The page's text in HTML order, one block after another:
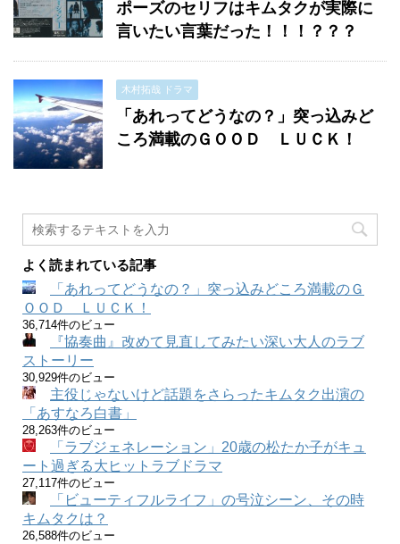
ポーズのセリフはキムタクが実際に
言いたい言葉だった！！！？？？
木村拓哉 ドラマ
「あれってどうなの？」突っ込みど
ころ満載のＧＯＯＤ ＬＵＣＫ！
よく読まれている記事
「あれってどうなの？」突っ込みどころ満載のＧ
ＯＯＤ ＬＵＣＫ！
36,714件のビュー
『協奏曲』改めて見直してみたい深い大人のラブ
ストーリー
30,929件のビュー
主役じゃないけど話題をさらったキムタク出演の
「あすなろ白書」
28,263件のビュー
「ラブジェネレーション」20歳の松たか子がキュ
ート過ぎる大ヒットラブドラマ
27,117件のビュー
「ビューティフルライフ」の号泣シーン、その時
キムタクは？
26,588件のビュー